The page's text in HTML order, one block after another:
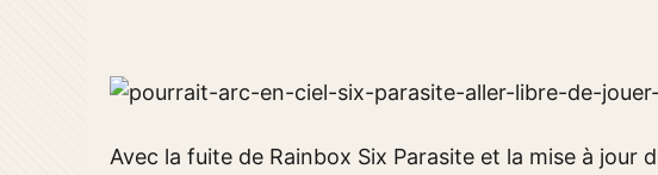
Avec la fuite de Rainbox Six Parasite et la mise à jour